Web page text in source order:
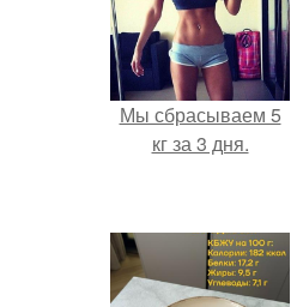
Мы сбрасываем 5
кг за 3 дня.